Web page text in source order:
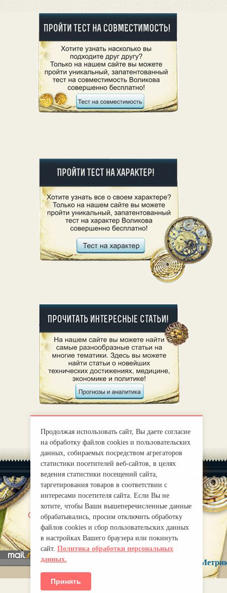
О нас
Правила
mirprognoz@mail.ru
Продолжая использовать сайт, Вы даете согласие
на обработку файлов cookies и пользовательских
данных, собираемых посредством агрегаторов
статистики посетителей веб-сайтов, в целях
ведения статистики посещений сайта,
таргетирования товаров в соответствии с
интересами посетителя сайта. Если Вы не
хотите, чтобы Ваши вышеперечисленные данные
обрабатывались, просим отключить обработку
файлов cookies и сбор пользовательских данных
в настройках Вашего браузера или покинуть
сайт. Политика обработки персональных
данных.
Принять